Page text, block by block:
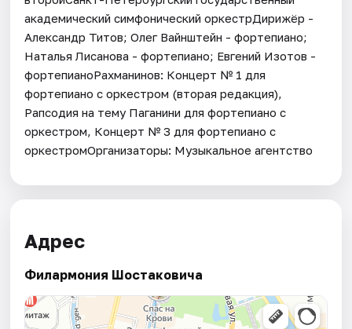
академический симфонический оркестрДирижёр -
Александр Титов; Олег Вайнштейн - фортепиано;
Наталья Лисанова - фортепиано; Евгений Изотов -
фортепианоРахманинов: Концерт № 1 для
фортепиано с оркестром (вторая редакция),
Рапсодия на тему Паганини для фортепиано с
оркестром, Концерт № 3 для фортепиано с
оркестромОрганизаторы: Музыкальное агентство
Адрес
Филармония Шостаковича